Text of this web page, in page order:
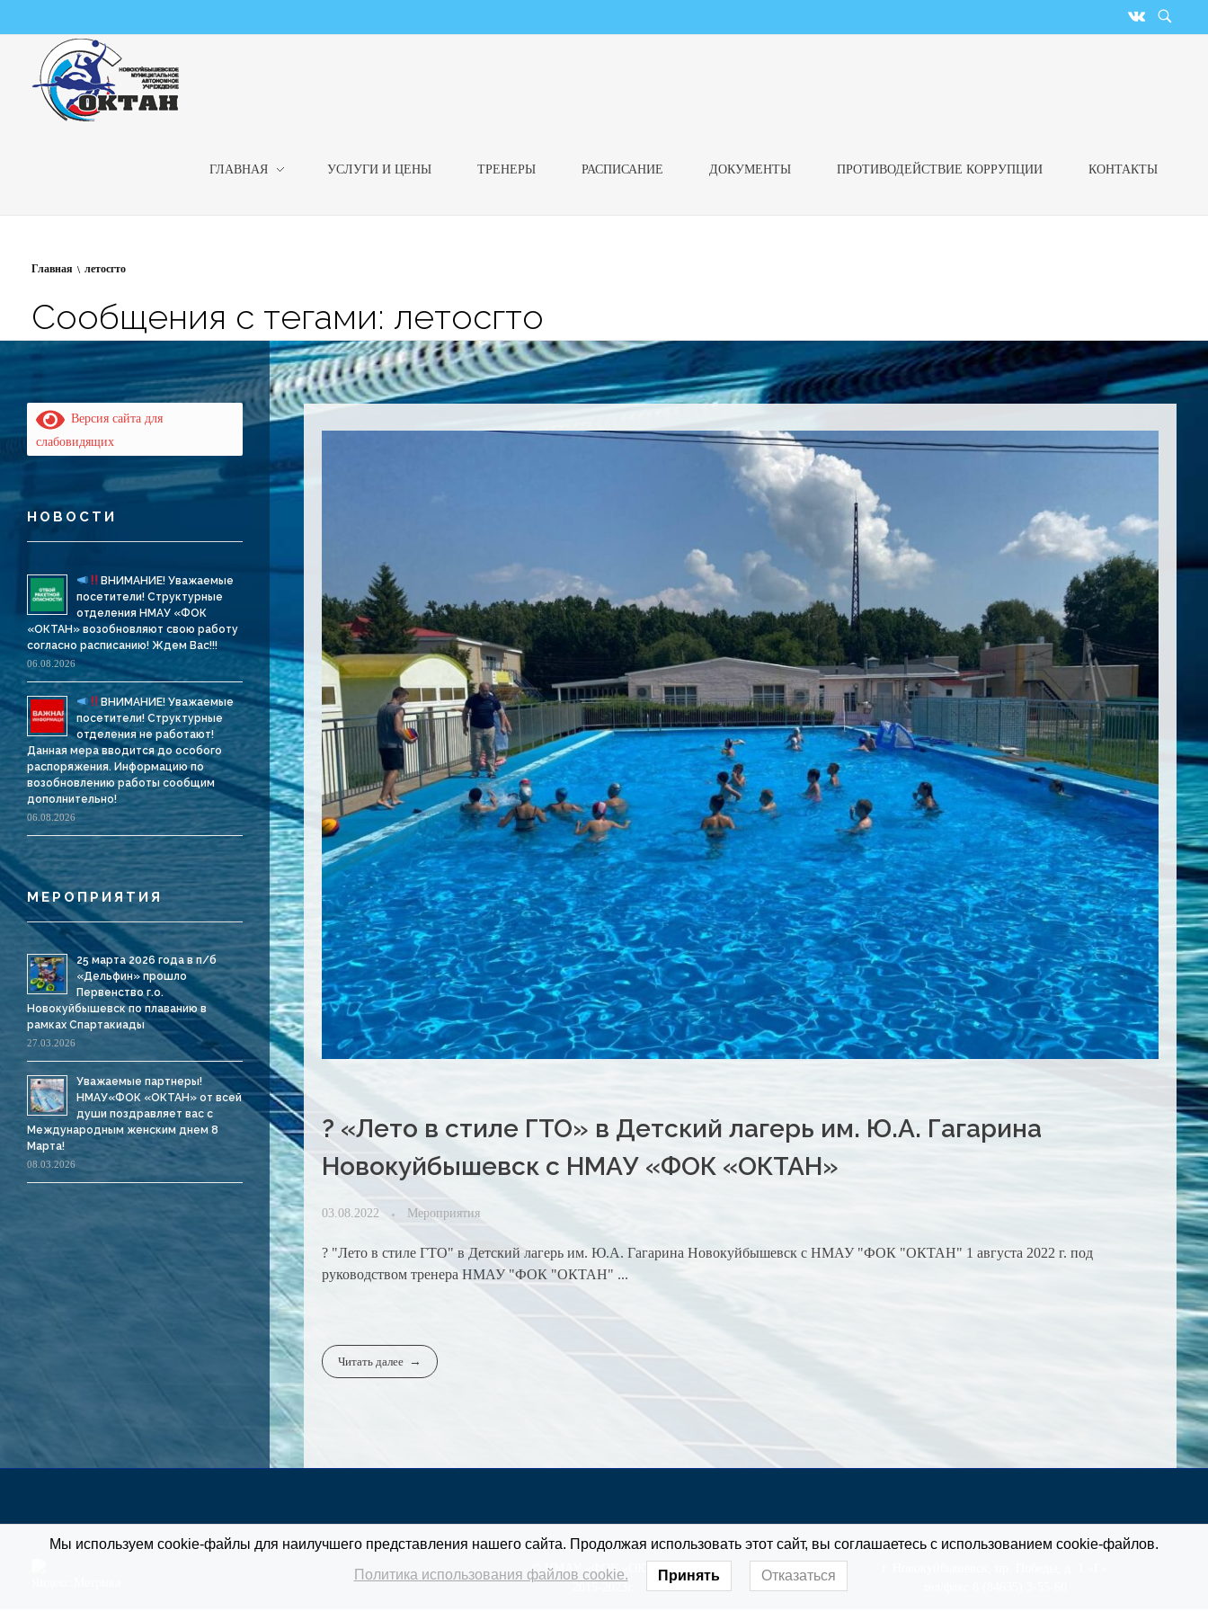
ГЛАВНАЯ УСЛУГИ И ЦЕНЫ ТРЕНЕРЫ РАСПИСАНИЕ ДОКУМЕНТЫ ПРОТИВОДЕЙСТВИЕ КОРРУПЦИИ КОНТАКТЫ
Главная летосгто
Сообщения с тегами: летосгто
? «Лето в стиле ГТО» в Детский лагерь им. Ю.А. Гагарина
Новокуйбышевск с НМАУ «ФОК «ОКТАН»
03.08.2022 Мероприятия
? "Лето в стиле ГТО" в Детский лагерь им. Ю.А. Гагарина Новокуйбышевск с НМАУ "ФОК "ОКТАН" 1 августа 2022 г. под
руководством тренера НМАУ "ФОК "ОКТАН" ...
Читать далее
Версия сайта для
слабовидящих
НОВОСТИ
ВНИМАНИЕ! Уважаемые
посетители! Структурные
отделения НМАУ «ФОК
«ОКТАН» возобновляют свою работу
согласно расписанию! Ждем Вас!!!
06.08.2026
ВНИМАНИЕ! Уважаемые
посетители! Структурные
отделения не работают!
Данная мера вводится до особого
распоряжения. Информацию по
возобновлению работы сообщим
дополнительно!
06.08.2026
МЕРОПРИЯТИЯ
25 марта 2026 года в п/б
«Дельфин» прошло
Первенство г.о.
Новокуйбышевск по плаванию в
рамках Спартакиады
27.03.2026
Уважаемые партнеры!
НМАУ«ФОК «ОКТАН» от всей
души поздравляет вас с
Международным женским днем 8
Марта!
08.03.2026
© НМАУ «ФОК «ОКТАН»
Мы используем cookie-файлы для наилучшего представления нашего сайта. Продолжая использовать этот сайт, вы соглашаетесь с использованием cookie-файлов.
Политика использования файлов cookie. Принять Отказаться